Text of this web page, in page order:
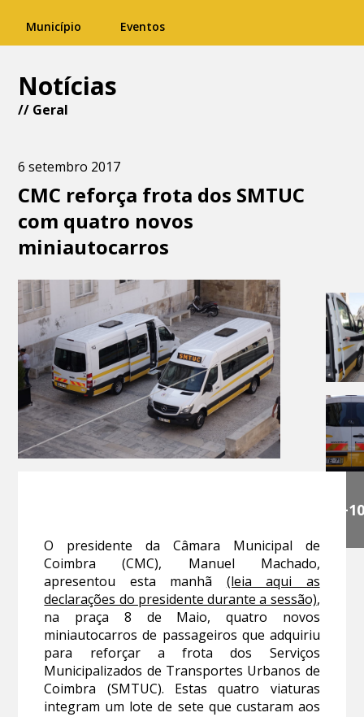
Município Eventos
Notícias
// Geral
6 setembro 2017
CMC reforça frota dos SMTUC
com quatro novos
miniautocarros
+10
O presidente da Câmara Municipal de
Coimbra (CMC), Manuel Machado,
apresentou esta manhã (leia aqui as
declarações do presidente durante a sessão),
na praça 8 de Maio, quatro novos
miniautocarros de passageiros que adquiriu
para reforçar a frota dos Serviços
Municipalizados de Transportes Urbanos de
Coimbra (SMTUC). Estas quatro viaturas
integram um lote de sete que custaram aos